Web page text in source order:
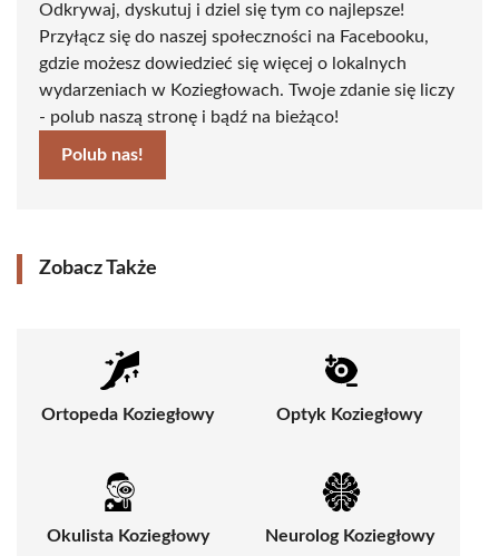
Odkrywaj, dyskutuj i dziel się tym co najlepsze!
Przyłącz się do naszej społeczności na Facebooku,
gdzie możesz dowiedzieć się więcej o lokalnych
wydarzeniach w Koziegłowach. Twoje zdanie się liczy
- polub naszą stronę i bądź na bieżąco!
Polub nas!
Zobacz Także
Ortopeda Koziegłowy Optyk Koziegłowy
Okulista Koziegłowy Neurolog Koziegłowy